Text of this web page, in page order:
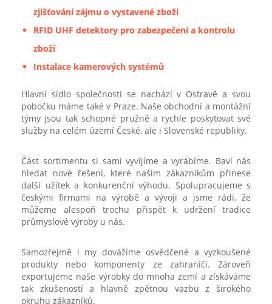
zjišťování zájmu o vystavené zboží
RFID UHF detektory pro zabezpečení a kontrolu
zboží
Instalace kamerových systémů
Hlavní sídlo společnosti se nachází v Ostravě a svou
pobočku máme také v Praze. Naše obchodní a montážní
týmy jsou tak schopné pružně a rychle poskytovat své
služby na celém území České, ale i Slovenské republiky.
Část sortimentu si sami vyvíjíme a vyrábíme. Baví nás
hledat nové řešení, které našim zákazníkům přinese
další užitek a konkurenční výhodu. Spolupracujeme s
českými firmami na výrobě a vývoji a jsme rádi, že
můžeme alespoň trochu přispět k udržení tradice
průmyslové výroby u nás.
Samozřejmě i my dovážíme osvědčené a vyzkoušené
produkty nebo komponenty ze zahraničí. Zároveň
exportujeme naše výrobky do mnoha zemí a získáváme
tak zkušeností a hlavně zpětnou vazbu z širokého
okruhu zákazníků.